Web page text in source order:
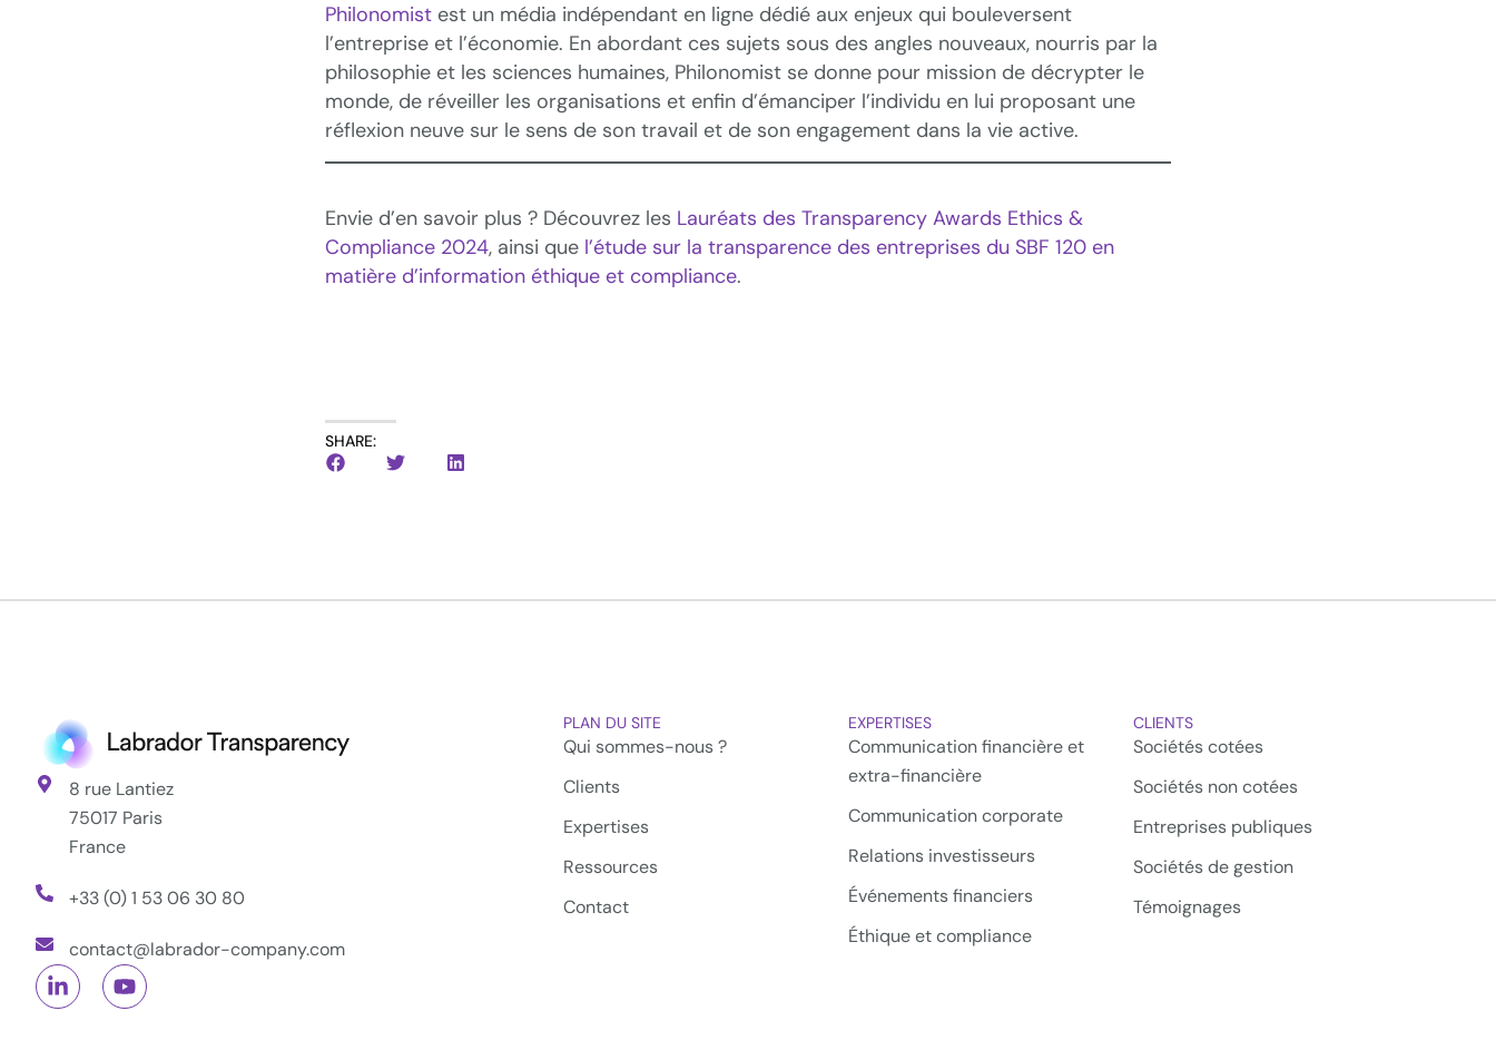
Philonomist est un média indépendant en ligne dédié aux enjeux qui bouleversent
l’entreprise et l’économie. En abordant ces sujets sous des angles nouveaux, nourris par la
philosophie et les sciences humaines, Philonomist se donne pour mission de décrypter le
monde, de réveiller les organisations et enfin d’émanciper l’individu en lui proposant une
réflexion neuve sur le sens de son travail et de son engagement dans la vie active.
Envie d’en savoir plus ? Découvrez les Lauréats des Transparency Awards Ethics &
Compliance 2024, ainsi que l’étude sur la transparence des entreprises du SBF 120 en
matière d’information éthique et compliance.
SHARE:
8 rue Lantiez
75017 Paris
France
+33 (0) 1 53 06 30 80
contact@labrador-company.com
PLAN DU SITE
Qui sommes-nous ?
Clients
Expertises
Ressources
Contact
EXPERTISES
Communication financière et
extra-financière
Communication corporate
Relations investisseurs
Événements financiers
Éthique et compliance
CLIENTS
Sociétés cotées
Sociétés non cotées
Entreprises publiques
Sociétés de gestion
Témoignages